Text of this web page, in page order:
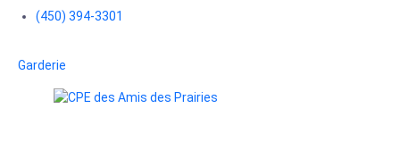
(450) 394-3301
Garderie